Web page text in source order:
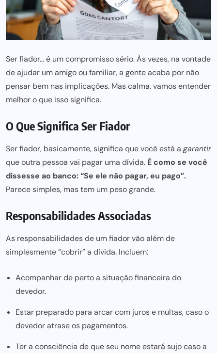
Ser fiador… é um compromisso sério. Às vezes, na vontade
de ajudar um amigo ou familiar, a gente acaba por não
pensar bem nas implicações. Mas calma, vamos entender
melhor o que isso significa.
O Que Significa Ser Fiador
Ser fiador, basicamente, significa que você está agarantir
que outra pessoa vai pagar uma dívida. É como se você
dissesse ao banco: “Se ele não pagar, eu pago”.
Parece simples, mas tem um peso grande.
Responsabilidades Associadas
As responsabilidades de um fiador vão além de
simplesmente “cobrir” a dívida. Incluem:
Acompanhar de perto a situação financeira do
devedor.
Estar preparado para arcar com juros e multas, caso o
devedor atrase os pagamentos.
Ter a consciência de que seu nome estará sujo caso a